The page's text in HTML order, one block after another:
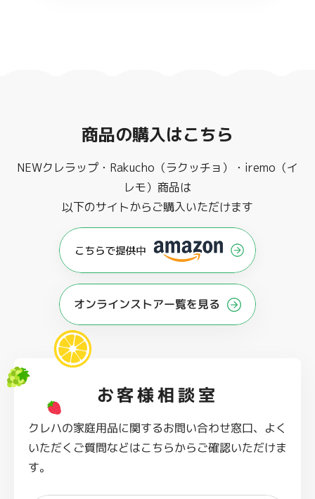
商品の購入はこちら
NEWクレラップ・Rakucho（ラクッチョ）・iremo（イ
レモ）商品は
以下のサイトからご購入いただけます
オンラインストアー覧を見る
お客様相談室
クレハの家庭用品に関するお問い合わせ窓口、よく
いただくご質問などはこちらからご確認いただけま
す。